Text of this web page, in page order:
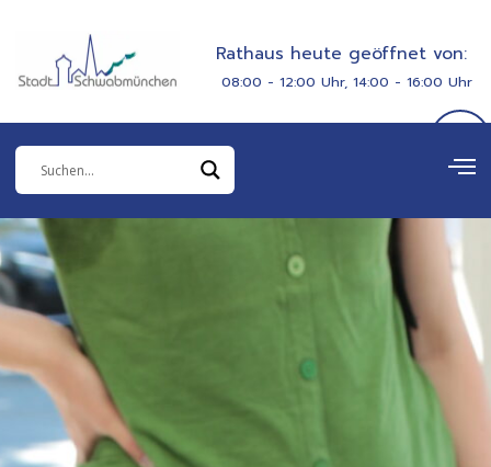
springen
Rathaus heute geöffnet von:
08:00 - 12:00 Uhr, 14:00 - 16:00 Uhr